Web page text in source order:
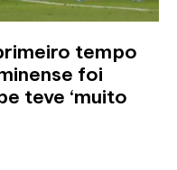
tempo
foi
teve ‘muito